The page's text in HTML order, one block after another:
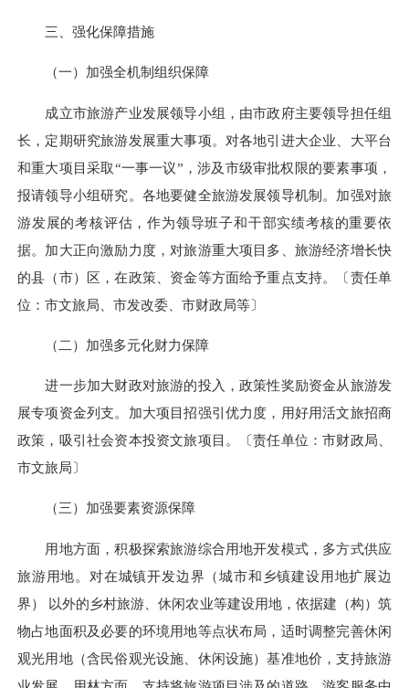
三、强化保障措施
（一）加强全机制组织保障
成立市旅游产业发展领导小组，由市政府主要领导担任组
长，定期研究旅游发展重大事项。对各地引进大企业、大平台
和重大项目采取“一事一议”，涉及市级审批权限的要素事项，
报请领导小组研究。各地要健全旅游发展领导机制。加强对旅
游发展的考核评估，作为领导班子和干部实绩考核的重要依
据。加大正向激励力度，对旅游重大项目多、旅游经济增长快
的县（市）区，在政策、资金等方面给予重点支持。〔责任单
位：市文旅局、市发改委、市财政局等〕
（二）加强多元化财力保障
进一步加大财政对旅游的投入，政策性奖励资金从旅游发
展专项资金列支。加大项目招强引优力度，用好用活文旅招商
政策，吸引社会资本投资文旅项目。〔责任单位：市财政局、
市文旅局〕
（三）加强要素资源保障
用地方面，积极探索旅游综合用地开发模式，多方式供应
旅游用地。对在城镇开发边界（城市和乡镇建设用地扩展边
界） 以外的乡村旅游、休闲农业等建设用地，依据建（构）筑
物占地面积及必要的环境用地等点状布局，适时调整完善休闲
观光用地（含民俗观光设施、休闲设施）基准地价，支持旅游